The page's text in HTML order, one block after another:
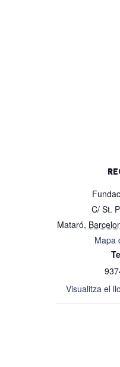
C/ St.
Mataró,
Mapa
Visualitza el